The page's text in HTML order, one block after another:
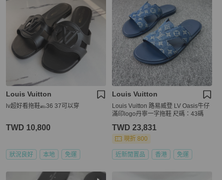
Louis Vuitton
lv超好看拖鞋🥿36 37可以穿
TWD 10,800
狀況良好 本地 免運
Louis Vuitton
Louis Vuitton 路易威登 LV Oasis牛仔
滿印logo丹寧一字拖鞋 尺碼：43碼
TWD 23,831
現折 800
近新閒置品 香港 免運